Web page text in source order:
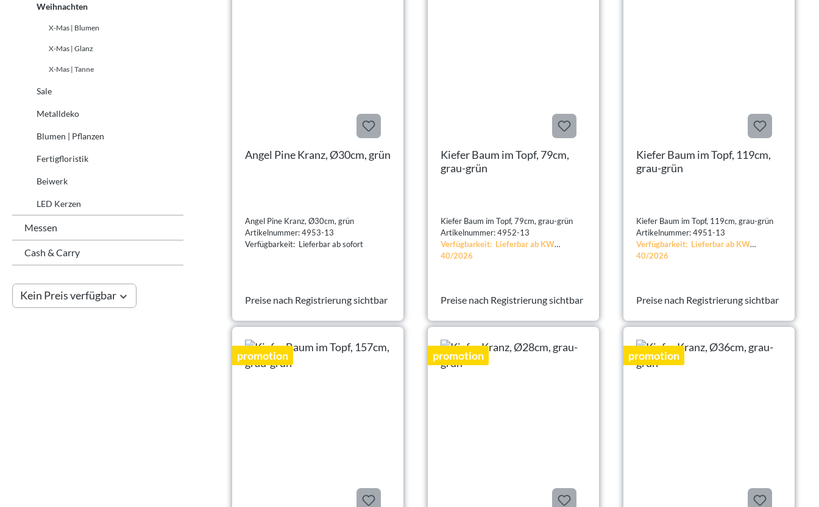
Weihnachten
X-Mas | Blumen
X-Mas | Glanz
X-Mas | Tanne
Sale
Metalldeko
Blumen | Pflanzen
Fertigfloristik
Beiwerk
LED Kerzen
Messen
Cash & Carry
Kein Preis verfügbar
Angel Pine Kranz, Ø30cm, grün
Angel Pine Kranz, Ø30cm, grün
Artikelnummer: 4953-13
Verfügbarkeit: Lieferbar ab sofort
Preise nach Registrierung sichtbar
Kiefer Baum im Topf, 79cm,
grau-grün
Kiefer Baum im Topf, 79cm, grau-grün
Artikelnummer: 4952-13
Verfügbarkeit: Lieferbar ab KW
40/2026
Preise nach Registrierung sichtbar
Kiefer Baum im Topf, 119cm,
grau-grün
Kiefer Baum im Topf, 119cm, grau-grün
Artikelnummer: 4951-13
Verfügbarkeit: Lieferbar ab KW
40/2026
Preise nach Registrierung sichtbar
promotion promotion promotion